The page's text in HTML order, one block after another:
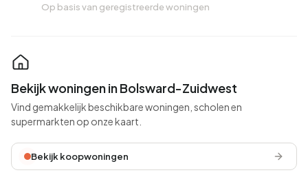
Op basis van geregistreerde woningen
Bekijk woningen in Bolsward-Zuidwest
Vind gemakkelijk beschikbare woningen, scholen en
supermarkten op onze kaart.
Bekijk koopwoningen